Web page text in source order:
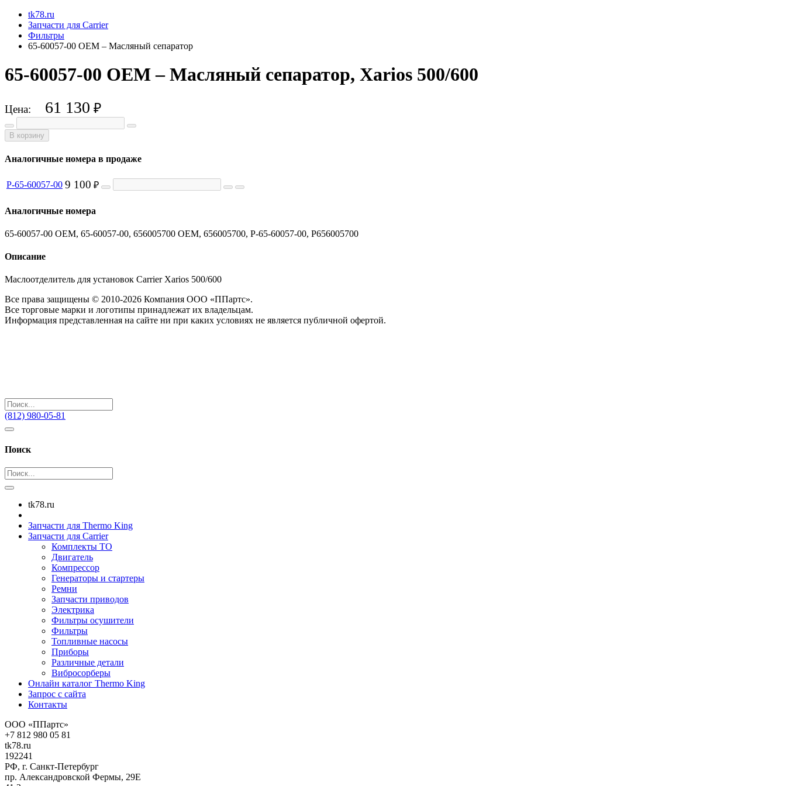
tk78.ru
Запчасти для Carrier
Фильтры
65-60057-00 OEM – Масляный сепаратор
65-60057-00 OEM – Масляный сепаратор, Xarios 500/600
Цена: 61 130 ₽
В корзину
Аналогичные номера в продаже
P-65-60057-00 9 100 ₽
Аналогичные номера
65-60057-00 OEM, 65-60057-00, 656005700 OEM, 656005700, P-65-60057-00, P656005700
Описание
Маслоотделитель для установок Carrier Xarios 500/600
Все права защищены © 2010-2026 Компания ООО «ППартс».
Все торговые марки и логотипы принадлежат их владельцам.
Информация представленная на сайте ни при каких условиях не является публичной офертой.
(812) 980-05-81
Поиск
tk78.ru
Запчасти для Thermo King
Запчасти для Carrier
Комплекты ТО
Двигатель
Компрессор
Генераторы и стартеры
Ремни
Запчасти приводов
Электрика
Фильтры осушители
Фильтры
Топливные насосы
Приборы
Различные детали
Вибросорберы
Онлайн каталог Thermo King
Запрос с сайта
Контакты
ООО «ППартс»
+7 812 980 05 81
tk78.ru
192241
РФ, г. Санкт-Петербург
пр. Александровской Фермы, 29Е